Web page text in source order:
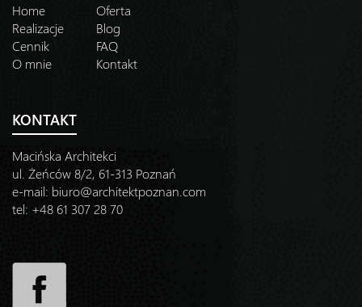
Home
Oferta
Realizacje
Blog
Cennik
FAQ
O mnie
Kontakt
KONTAKT
Macińska Architekci
ul. Żeńców 8/2, 61-313 Poznań
e-mail: biuro@architektpoznan.com
tel: +48 61 307 28 70